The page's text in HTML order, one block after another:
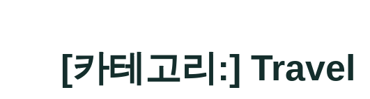
[카테고리:] Travel